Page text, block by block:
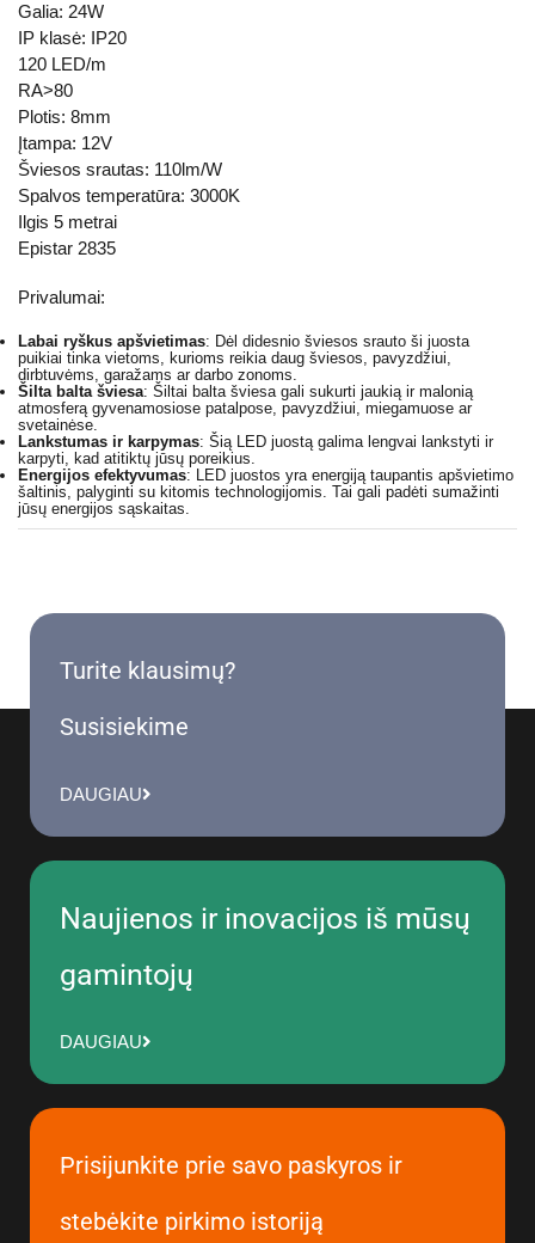
Galia: 24W
IP klasė: IP20
120 LED/m
RA>80
Plotis: 8mm
Įtampa: 12V
Šviesos srautas: 110lm/W
Spalvos temperatūra: 3000K
Ilgis 5 metrai
Epistar 2835
Privalumai:
Labai ryškus apšvietimas: Dėl didesnio šviesos srauto ši juosta
puikiai tinka vietoms, kurioms reikia daug šviesos, pavyzdžiui,
dirbtuvėms, garažams ar darbo zonoms.
Šilta balta šviesa: Šiltai balta šviesa gali sukurti jaukią ir malonią
atmosferą gyvenamosiose patalpose, pavyzdžiui, miegamuose ar
svetainėse.
Lankstumas ir karpymas: Šią LED juostą galima lengvai lankstyti ir
karpyti, kad atitiktų jūsų poreikius.
Energijos efektyvumas: LED juostos yra energiją taupantis apšvietimo
šaltinis, palyginti su kitomis technologijomis. Tai gali padėti sumažinti
jūsų energijos sąskaitas.
Turite klausimų?
Susisiekime
DAUGIAU
Naujienos ir inovacijos iš mūsų
gamintojų
DAUGIAU
Prisijunkite prie savo paskyros ir
stebėkite pirkimo istoriją